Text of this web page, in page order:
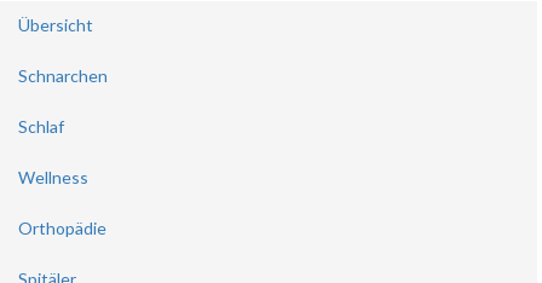
Übersicht
Schnarchen
Schlaf
Wellness
Orthopädie